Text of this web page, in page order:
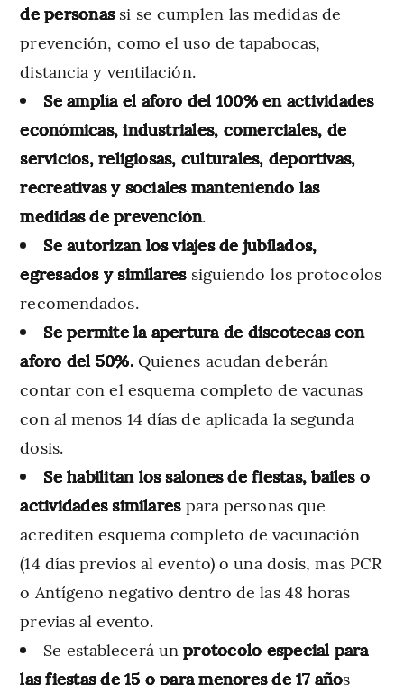
de personas si se cumplen las medidas de
prevención, como el uso de tapabocas,
distancia y ventilación.
Se amplía el aforo del 100% en actividades
económicas, industriales, comerciales, de
servicios, religiosas, culturales, deportivas,
recreativas y sociales manteniendo las
medidas de prevención.
Se autorizan los viajes de jubilados,
egresados y similaressiguiendo los protocolos
recomendados.
Se permite la apertura de discotecas con
aforo del 50%.Quienes acudan deberán
contar con el esquema completo de vacunas
con al menos 14 días de aplicada la segunda
dosis.
Se habilitan los salones de fiestas, bailes o
actividades similarespara personas que
acrediten esquema completo de vacunación
(14 días previos al evento) o una dosis, mas PCR
o Antígeno negativo dentro de las 48 horas
previas al evento.
Se establecerá unprotocolo especial para
las fiestas de 15 o para menores de 17 años